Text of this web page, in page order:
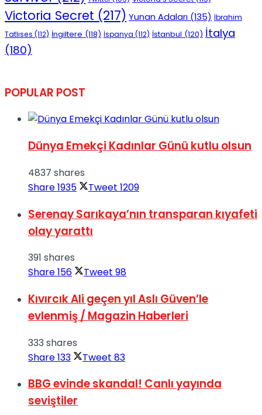
Victoria Secret (217) Yunan Adaları (135) İbrahim
Tatlıses (112) İngiltere (118) İspanya (112) İstanbul (120) İtalya
(180)
POPULAR POST
Dünya Emekçi Kadınlar Günü kutlu olsun
4837 shares
Share1935 Tweet 1209
Serenay Sarıkaya’nın transparan kıyafeti
olay yarattı
391 shares
Share156 Tweet 98
Kıvırcık Ali geçen yıl Aslı Güven’le
evlenmiş / Magazin Haberleri
333 shares
Share133 Tweet 83
BBG evinde skandal! Canlı yayında
seviştiler